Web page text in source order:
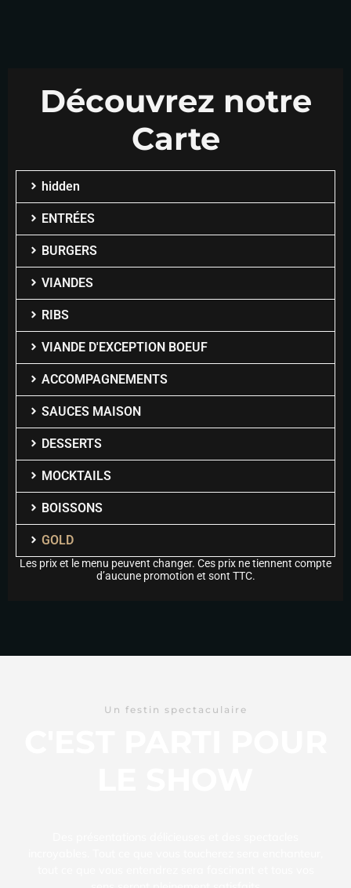
Découvrez notre
Carte
hidden
ENTRÉES
BURGERS
VIANDES
RIBS
VIANDE D'EXCEPTION BOEUF
ACCOMPAGNEMENTS
SAUCES MAISON
DESSERTS
MOCKTAILS
BOISSONS
GOLD
Les prix et le menu peuvent changer. Ces prix ne tiennent compte
d’aucune promotion et sont TTC.
Un festin spectaculaire